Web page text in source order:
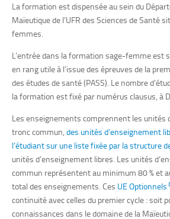
La formation est dispensée au sein du
Maïeutique de l’UFR des Sciences de Santé
femmes.
L’entrée dans la formation sage-femme est
en rang utile à l’issue des épreuves de la
des études de santé (PASS). Le nombre
la formation est fixé par numérus clausus, à
Les enseignements comprennent les unités
tronc commun, des unités d’enseignement
l’étudiant sur une liste fixée par la structure
unités d’enseignement libres. Les unités
commun représentent au minimum 80 % et
total des enseignements. Ces UE Optionnels
continuité avec celles du premier cycle : soit
connaissances dans le domaine de la